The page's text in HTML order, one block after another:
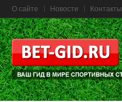
О сайте Новости Контакты